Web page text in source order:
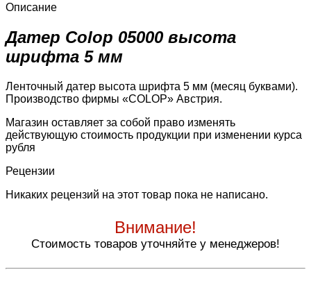
Описание
Датер Colop 05000 высота
шрифта 5 мм
Ленточный датер высота шрифта 5 мм (месяц буквами).
Производство фирмы «COLOP» Австрия.
Магазин оставляет за собой право изменять
действующую стоимость продукции при изменении курса
рубля
Рецензии
Никаких рецензий на этот товар пока не написано.
Внимание!
Стоимость товаров уточняйте у менеджеров!